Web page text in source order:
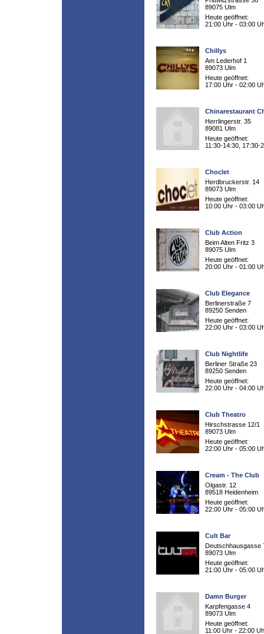
89075 Ulm
Heute geöffnet:
21:00 Uhr - 03:00
Chillys
Am Lederhof 1
89073 Ulm
Heute geöffnet:
17:00 Uhr - 02:00
Chinarestaurant
Herrlingerstr. 35
89081 Ulm
Heute geöffnet:
11:30-14:30, 17:30-
Choclet
Herdbruckerstr. 14
89073 Ulm
Heute geöffnet:
10:00 Uhr - 03:00
Club Action
Beim Alten Fritz 3
89075 Ulm
Heute geöffnet:
20:00 Uhr - 01:00
Club Elegance
Berlinerstraße 7
89250 Senden
Heute geöffnet:
22:00 Uhr - 03:00
Club Nightlife
Berliner Straße 23
89250 Senden
Heute geöffnet:
22:00 Uhr - 04:00
Club Theatro
Hirschstrasse 12/1
89073 Ulm
Heute geöffnet:
22:00 Uhr - 05:00
Cream - The Club
Olgastr. 12
89518 Heidenheim
Heute geöffnet:
22:00 Uhr - 05:00
Cult Bar
Deutschhausgasse
89073 Ulm
Heute geöffnet:
21:00 Uhr - 05:00
Damn Burger
Karpfengasse 4
89073 Ulm
Heute geöffnet:
11:00 Uhr - 22:00